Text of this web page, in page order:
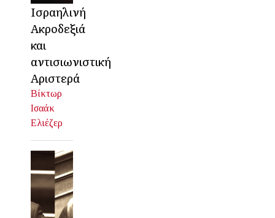
Ισραηλινή
Ακροδεξιά
και
αντισιωνιστική
Αριστερά
Βίκτωρ
Ισαάκ
Ελιέζερ